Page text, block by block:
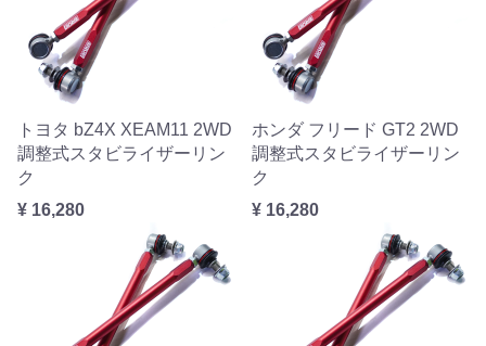
トヨタ bZ4X XEAM11 2WD
調整式スタビライザーリン
ク
¥ 16,280
ホンダ フリード GT2 2WD
調整式スタビライザーリン
ク
¥ 16,280